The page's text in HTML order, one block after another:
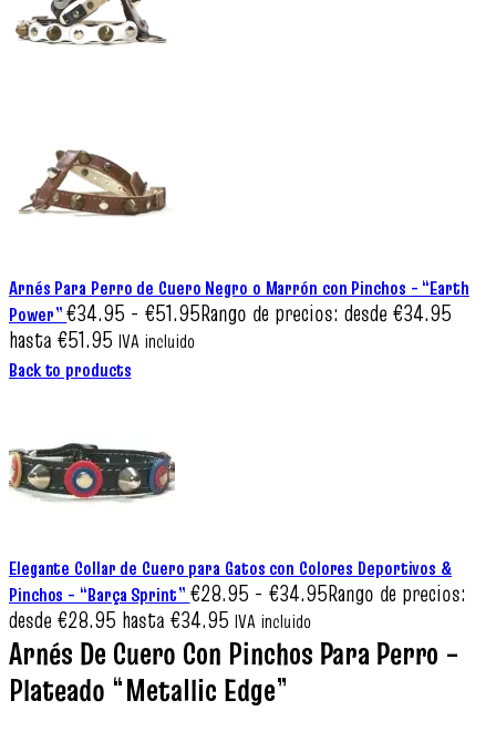
Arnés Para Perro de Cuero Negro o Marrón con Pinchos – “Earth
Power”€34.95 - €51.95Rango de precios: desde €34.95
hasta €51.95 IVA incluido
Back to products
Elegante Collar de Cuero para Gatos con Colores Deportivos &
Pinchos – “Barça Sprint” €28.95 - €34.95Rango de precios:
desde €28.95 hasta €34.95 IVA incluido
Arnés De Cuero Con Pinchos Para Perro –
Plateado “Metallic Edge”